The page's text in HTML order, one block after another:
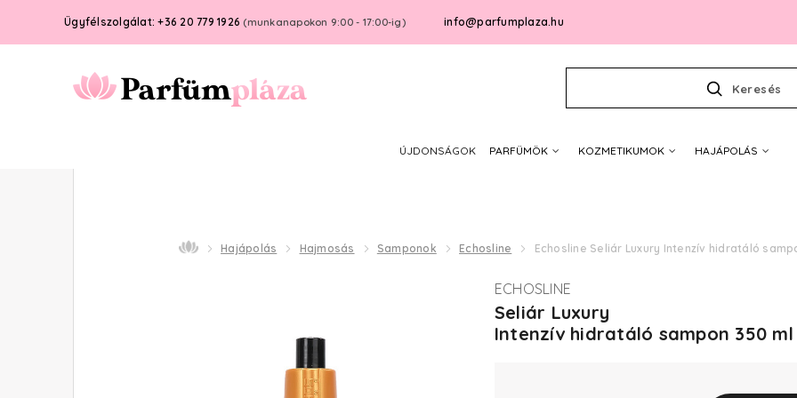
Ügyfélszolgálat: +36 20 779 1926 (munkanapokon 9:00 - 17:00-ig) info@parfumplaza.hu
Keresés
ÚJDONSÁGOK PARFÜMÖK KOZMETIKUMOK HAJÁPOLÁS
Hajápolás Hajmosás Samponok Echosline Echosline Seliár Luxury Intenzív hidratáló
ECHOSLINE
Seliár Luxury
Intenzív hidratáló sampon 350 ml